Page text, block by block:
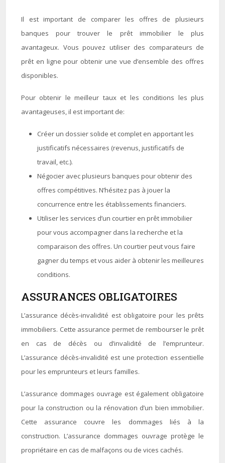
Il est important de comparer les offres de plusieurs
banques pour trouver le prêt immobilier le plus
avantageux. Vous pouvez utiliser des comparateurs de
prêt en ligne pour obtenir une vue d’ensemble des offres
disponibles.
Pour obtenir le meilleur taux et les conditions les plus
avantageuses, il est important de:
Créer un dossier solide et complet en apportant les
justificatifs nécessaires (revenus, justificatifs de
travail, etc.).
Négocier avec plusieurs banques pour obtenir des
offres compétitives. N’hésitez pas à jouer la
concurrence entre les établissements financiers.
Utiliser les services d’un courtier en prêt immobilier
pour vous accompagner dans la recherche et la
comparaison des offres. Un courtier peut vous faire
gagner du temps et vous aider à obtenir les meilleures
conditions.
ASSURANCES OBLIGATOIRES
L’assurance décès-invalidité est obligatoire pour les prêts
immobiliers. Cette assurance permet de rembourser le prêt
en cas de décès ou d’invalidité de l’emprunteur.
L’assurance décès-invalidité est une protection essentielle
pour les emprunteurs et leurs familles.
L’assurance dommages ouvrage est également obligatoire
pour la construction ou la rénovation d’un bien immobilier.
Cette assurance couvre les dommages liés à la
construction. L’assurance dommages ouvrage protège le
propriétaire en cas de malfaçons ou de vices cachés.